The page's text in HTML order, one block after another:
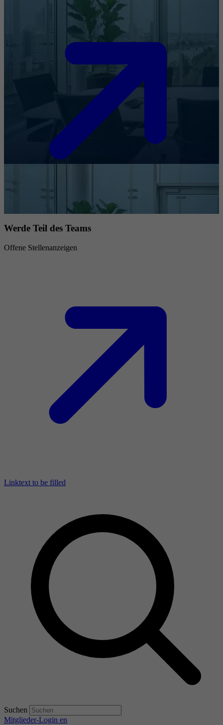
Werde Teil des Teams
Offene Stellenanzeigen
Linktext to be filled
Suchen
Mitglieder-Login en